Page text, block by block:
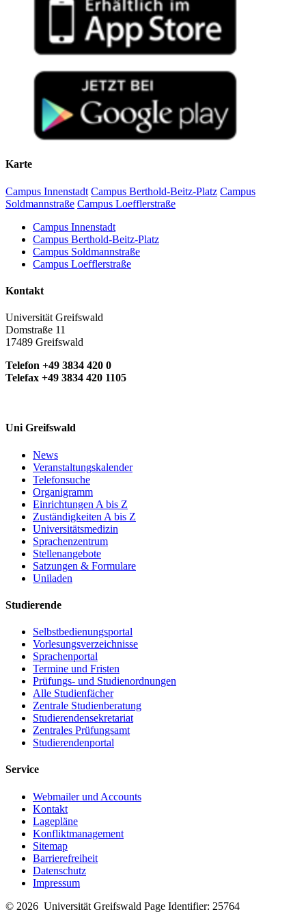
Karte
Campus Innenstadt Campus Berthold-Beitz-Platz Campus
Soldmannstraße Campus Loefflerstraße
Campus Innenstadt
Campus Berthold-Beitz-Platz
Campus Soldmannstraße
Campus Loefflerstraße
Kontakt
Universität Greifswald
Domstraße 11
17489 Greifswald
Telefon +49 3834 420 0
Telefax +49 3834 420 1105
Uni Greifswald
News
Veranstaltungskalender
Telefonsuche
Organigramm
Einrichtungen A bis Z
Zuständigkeiten A bis Z
Universitätsmedizin
Sprachenzentrum
Stellenangebote
Satzungen & Formulare
Uniladen
Studierende
Selbstbedienungsportal
Vorlesungsverzeichnisse
Sprachenportal
Termine und Fristen
Prüfungs- und Studienordnungen
Alle Studienfächer
Zentrale Studienberatung
Studierendensekretariat
Zentrales Prüfungsamt
Studierendenportal
Service
Webmailer und Accounts
Kontakt
Lagepläne
Konfliktmanagement
Sitemap
Barrierefreiheit
Datenschutz
Impressum
© 2026 Universität Greifswald Page Identifier: 25764